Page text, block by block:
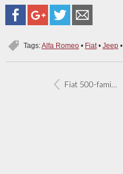
Tags:Alfa Romeo• Fiat• Jeep•
Fiat 500-familie voorraadvoordeel